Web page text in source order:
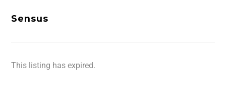
Sensus
This listing has expired.